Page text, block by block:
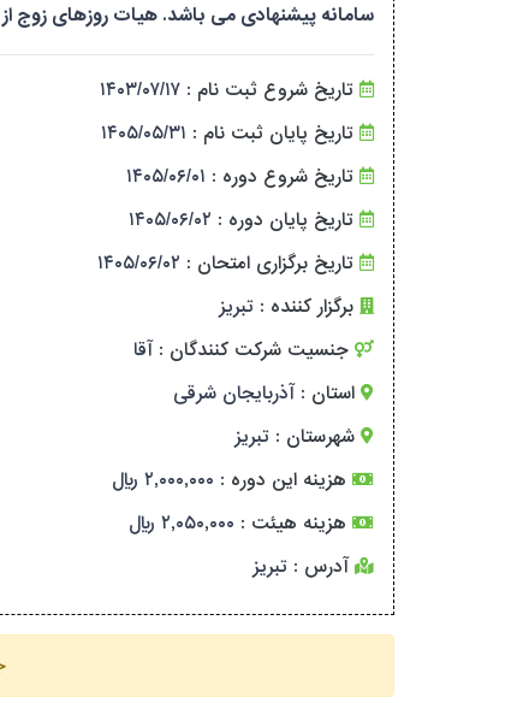
سامانه پیشنهادی می باشد. هیات روزهای زوج از ساعت ۱۷/۳۰ تا ۲۰ - استادیوم تختی
تاریخ شروع ثبت نام : ۱۴۰۳/۰۷/۱۷
تاریخ پایان ثبت نام : ۱۴۰۵/۰۵/۳۱
تاریخ شروع دوره : ۱۴۰۵/۰۶/۰۱
تاریخ پایان دوره : ۱۴۰۵/۰۶/۰۲
تاریخ برگزاری امتحان : ۱۴۰۵/۰۶/۰۲
برگزار کننده : تبریز
جنسیت شرکت کنندگان : آقا
استان : آذربایجان شرقی
شهرستان : تبریز
هزینه این دوره : ۲,۰۰۰,۰۰۰ ریال
هزینه هیئت : ۲,۰۵۰,۰۰۰ ریال
آدرس : تبریز